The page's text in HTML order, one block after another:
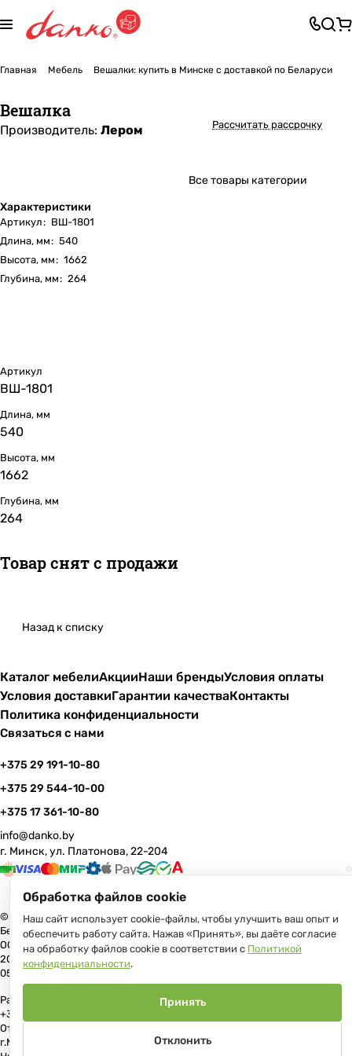
Главная Мебель Вешалки: купить в Минске с доставкой по Беларуси
Вешалка
Производитель: Лером
Характеристики
Артикул: ВШ-1801
Длина, мм: 540
Высота, мм: 1662
Глубина, мм: 264
Рассчитать рассрочку
Все товары категории
Артикул
ВШ-1801
Длина, мм
540
Высота, мм
1662
Глубина, мм
264
Товар снят с продажи
Назад к списку
Каталог мебелиАкцииНаши брендыУсловия оплаты
Условия доставкиГарантии качестваКонтакты
Политика конфиденциальности
Связаться с нами
+375 29 191-10-80
+375 29 544-10-00
+375 17 361-10-80
info@danko.by
г. Минск, ул. Платонова, 22-204
© 2026 Данко Бай: качественная мебель с оперативной доставкой по
Беларуси
ООО «Гранд Парк», юр.адрес: 220005, Минск, ул. Платонова, 22, пом.
204 В торговом реестре с 17 июля 2013 г. Регистрация №191081534,
05.11.2008, Мингорисполком.
Рассмотрение обращений потребителей, телефон +375 (17) 361-10-80,
+375 (29) 191-10-80, +375 (29) 544-10-00, e-mail: info@danko.by
Отдел торговли и услуг Администрации Первомайского района
г.Минска: тел. +375(17)215-14-65, Начальник отдела: Жакович Юлия
Обработка файлов cookie
Наш сайт использует cookie-файлы, чтобы улучшить ваш опыт и
обеспечить работу сайта. Нажав «Принять», вы даёте согласие
на обработку файлов cookie в соответствии с Политикой
конфиденциальности.
Отклонить
Принять